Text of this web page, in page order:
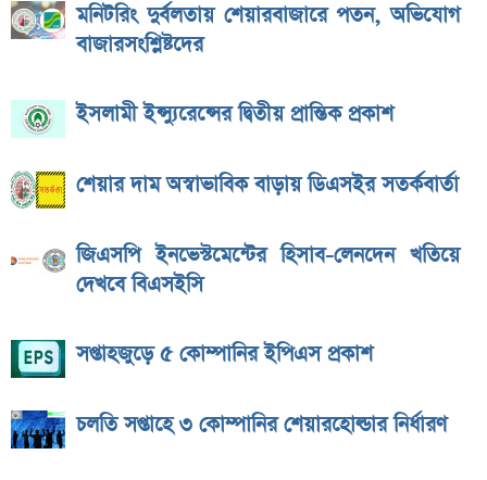
মনিটরিং দুর্বলতায় শেয়ারবাজারে পতন, অভিযোগ
বাজারসংশ্লিষ্টদের
ইসলামী ইন্স্যুরেন্সের দ্বিতীয় প্রান্তিক প্রকাশ
শেয়ার দাম অস্বাভাবিক বাড়ায় ডিএসইর সতর্কবার্তা
জিএসপি ইনভেস্টমেন্টের হিসাব-লেনদেন খতিয়ে
দেখবে বিএসইসি
সপ্তাহজুড়ে ৫ কোম্পানির ইপিএস প্রকাশ
চলতি সপ্তাহে ৩ কোম্পানির শেয়ারহোল্ডার নির্ধারণ